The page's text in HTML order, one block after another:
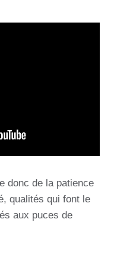
donc de la patience
qualités qui font le
aux puces de